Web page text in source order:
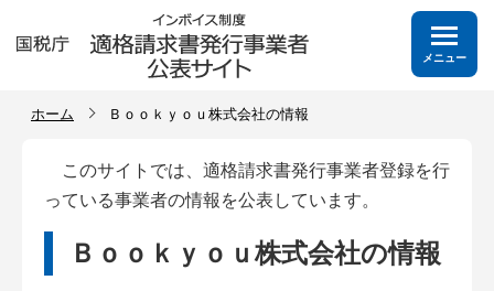
メニュー
ホーム Ｂｏｏｋｙｏｕ株式会社の情報
このサイトでは、適格請求書発行事業者登録を行
っている事業者の情報を公表しています。
Ｂｏｏｋｙｏｕ株式会社の情報